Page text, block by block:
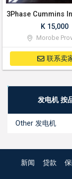
K 15,000
Morobe
联系卖
发电机 按
Other 发电机
新闻 贷款